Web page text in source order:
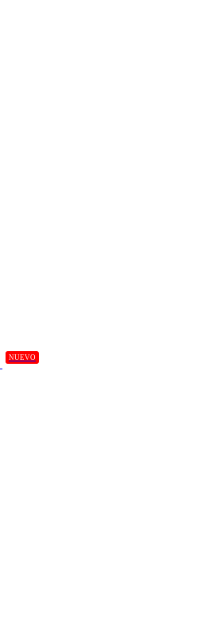
NUEVO